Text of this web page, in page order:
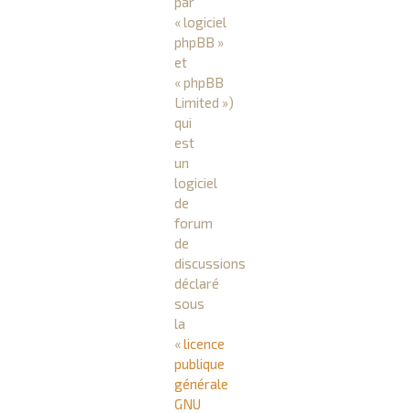
« logiciel
phpBB »
et
« phpBB
Limited »)
qui
est
un
logiciel
de
forum
de
discussions
déclaré
sous
la
«licence
publique
générale
GNU